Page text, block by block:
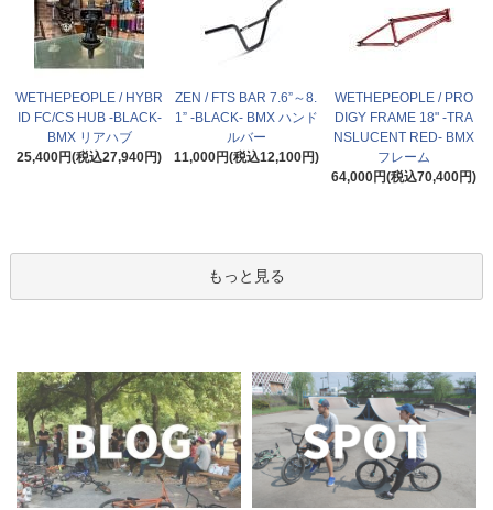
WETHEPEOPLE / HYBR
ID FC/CS HUB -BLACK-
BMX リアハブ
25,400円(税込27,940円)
ZEN / FTS BAR 7.6”～8.
1” -BLACK- BMX ハンド
ルバー
11,000円(税込12,100円)
WETHEPEOPLE / PRO
DIGY FRAME 18" -TRA
NSLUCENT RED- BMX
フレーム
64,000円(税込70,400円)
もっと見る